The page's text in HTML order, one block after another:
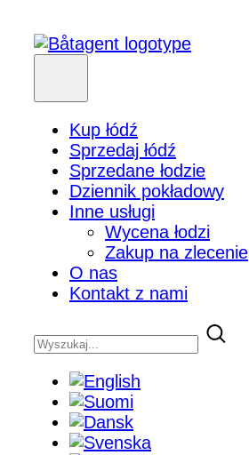
Kup łódź
Sprzedaj łódź
Sprzedane łodzie
Dziennik pokładowy
Inne usługi
Wycena łodzi
Zakup na zlecenie
O nas
Kontakt z nami